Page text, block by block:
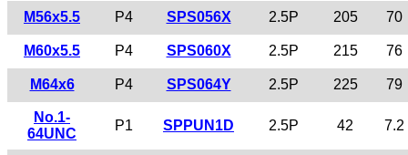
M56x5.5 P4 SPS056X 2.5P 205 70
M60x5.5 P4 SPS060X 2.5P 215 76
M64x6 P4 SPS064Y 2.5P 225 79
No.1-
64UNC
P1 SPPUN1D 2.5P 42 7.2